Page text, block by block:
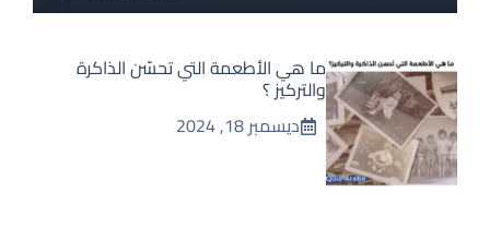
ما هي الأطعمة التي تحسّن الذاكرة
والتركيز ؟
ديسمبر 18, 2024